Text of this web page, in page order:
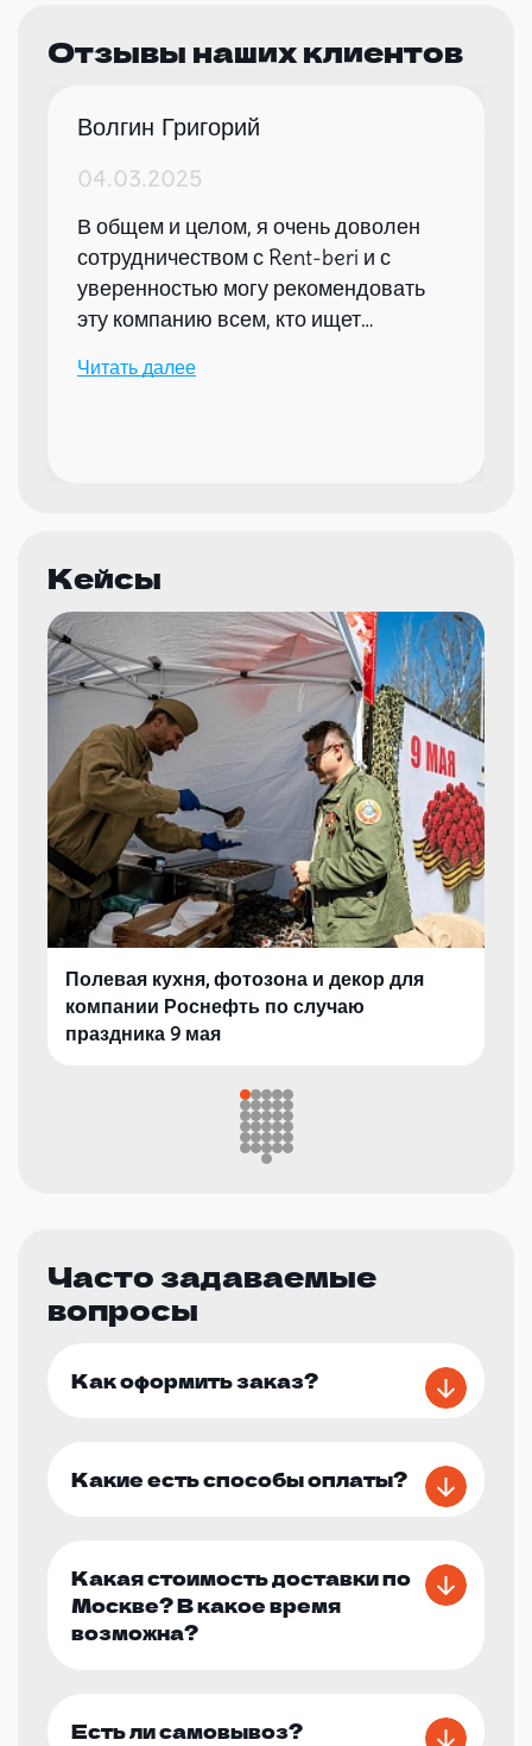
Отзывы наших клиентов
Волгин Григорий
04.03.2025
В общем и целом, я очень доволен
сотрудничеством с Rent-beri и с
уверенностью могу рекомендовать
эту компанию всем, кто ищет
мероприятий.
Читать далее
Кейсы
Полевая кухня, фотозона и декор для
компании Роснефть по случаю
праздника 9 мая
Часто задаваемые
вопросы
Как оформить заказ?
Какие есть способы оплаты?
Какая стоимость доставки по
Москве? В какое время
возможна?
Есть ли самовывоз?